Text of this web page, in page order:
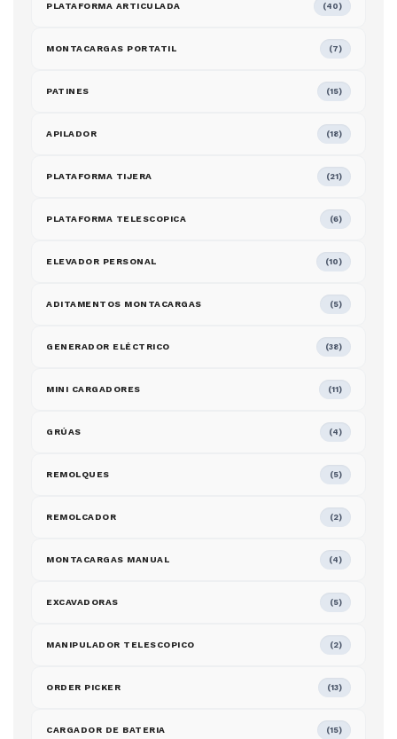
PLATAFORMA ARTICULADA (40)
MONTACARGAS PORTATIL (7)
PATINES (15)
APILADOR (18)
PLATAFORMA TIJERA (21)
PLATAFORMA TELESCOPICA (6)
ELEVADOR PERSONAL (10)
ADITAMENTOS MONTACARGAS (5)
GENERADOR ELÉCTRICO (38)
MINI CARGADORES (11)
GRÚAS (4)
REMOLQUES (5)
REMOLCADOR (2)
MONTACARGAS MANUAL (4)
EXCAVADORAS (5)
MANIPULADOR TELESCOPICO (2)
ORDER PICKER (13)
CARGADOR DE BATERIA (15)